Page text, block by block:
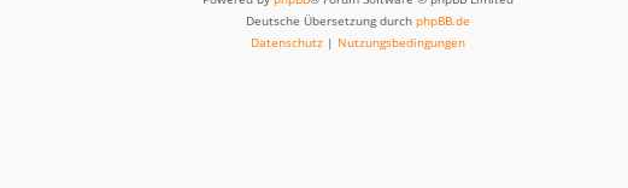
Deutsche Übersetzung durch phpBB.de
Datenschutz | Nutzungsbedingungen